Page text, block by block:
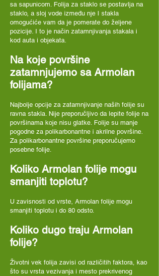
sa sapunicom. Folija za staklo se postavlja na
staklo, a sloj vode između nje I stakla
omogućiće vam da je pomerate do željene
pozicije. I to je način zatamnjivanja stakala i
kod auta i objekata.
Na koje površine
zatamnjujemo sa Armolan
folijama?
Najbolje opcije za zatamnjivanje naših folije su
ravna stakla. Nije preporučljivo da lepite folije na
površinama koje nisu glatke. Folije su manje
pogodne za polikarbonantne i akrilne površine.
Za polikarbonantne površine preporučujemo
posebne folije.
Koliko Armolan folije mogu
smanjiti toplotu?
U zavisnosti od vrste, Armolan folije mogu
smanjiti toplotu i do 80 odsto.
Koliko dugo traju Armolan
folije?
Životni vek folija zavisi od različitih faktora, kao
što su vrsta vezivanja i mesto prekrivenog